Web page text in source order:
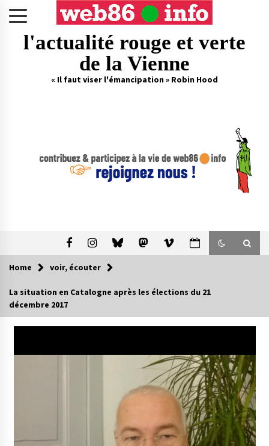
l'actualité rouge et verte
de la Vienne
« Il faut viser l'émancipation » Robin Hood
Home voir, écouter
La situation en Catalogne après les élections du 21
décembre 2017